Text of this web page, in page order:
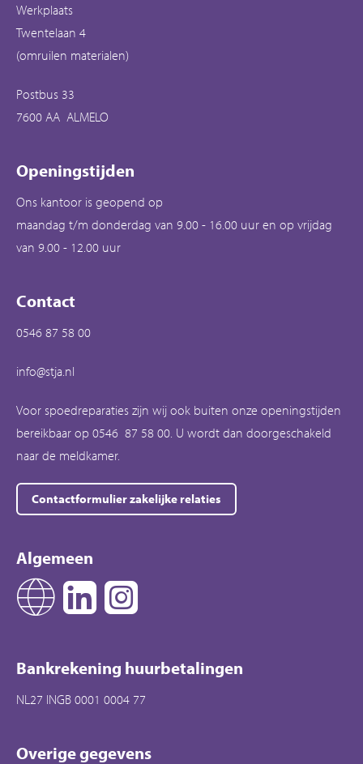
Werkplaats
Twentelaan 4
(omruilen materialen)
Postbus 33
7600 AA ALMELO
Openingstijden
Ons kantoor is geopend op
maandag t/m donderdag van 9.00 - 16.00 uur en op vrijdag
van 9.00 - 12.00 uur
Contact
0546 87 58 00
info@stja.nl
Voor spoedreparaties zijn wij ook buiten onze openingstijden
bereikbaar op 0546 87 58 00. U wordt dan doorgeschakeld
naar de meldkamer.
Contactformulier zakelijke relaties
Algemeen
Bankrekening huurbetalingen
NL27 INGB 0001 0004 77
Overige gegevens